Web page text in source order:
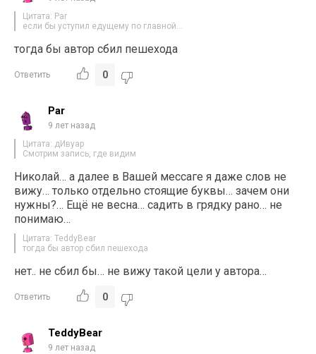
Цитата: Par
если бы уступил едущему по главной…
тогда бы автор сбил пешехода
Ответить 0
Par
9 лет назад
Цитата: дИвуар
Смотрим запись, где видим
Николай… а далее в Вашей мессаге я даже слов не
вижу… только отдельно стоящие буквы… зачем они
нужны?… Ещё не весна… садить в грядку рано… не
понимаю…
Цитата: TeddyBear
тогда бы автор сбил пешехода
нет.. не сбил бы… не вижу такой цели у автора…
Ответить 0
TeddyBear
9 лет назад